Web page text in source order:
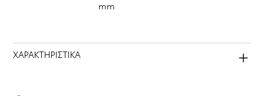
mm
ΧΑΡΑΚΤΗΡΙΣΤΙΚΑ